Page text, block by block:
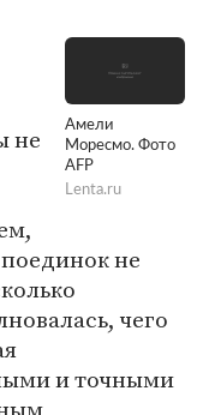
Амели
Моресмо. Фото
AFP
Lenta.ru
не
не
чего
и точными